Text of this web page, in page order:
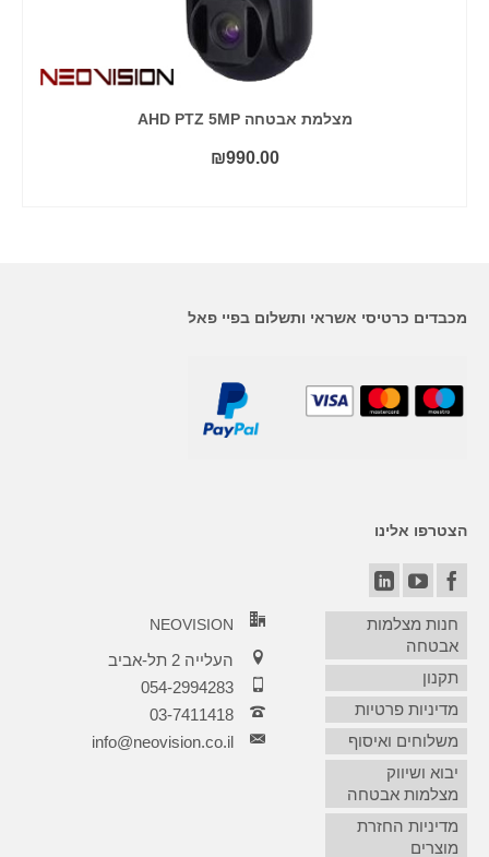
מצלמת אבטחה AHD PTZ 5MP
₪990.00
מכבדים כרטיסי אשראי ותשלום בפיי פאל
הצטרפו אלינו
חנות מצלמות
אבטחה
תקנון
מדיניות פרטיות
משלוחים ואיסוף
יבוא ושיווק
מצלמות אבטחה
מדיניות החזרת
מוצרים
NEOVISION
העלייה 2 תל-אביב
054-2994283
03-7411418‏
info@neovision.co.il